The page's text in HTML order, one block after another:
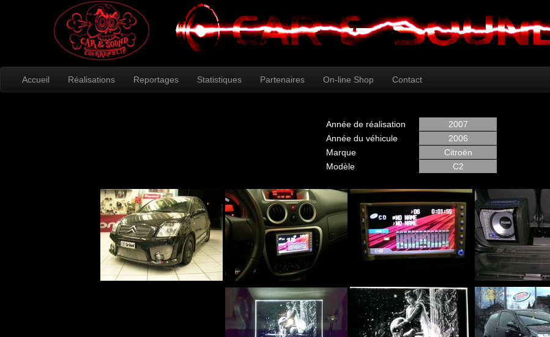
Accueil Réalisations Reportages Statistiques Partenaires On-line Shop Contact
Année de réalisation
2007
Année du véhicule
2006
Marque
Citroën
Modèle
C2